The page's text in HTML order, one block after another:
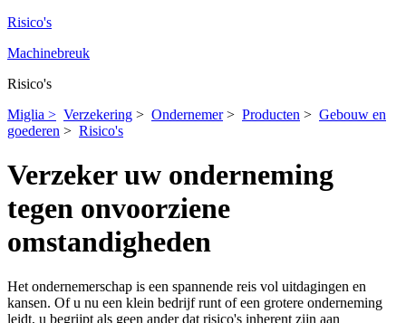
Risico's
Machinebreuk
Risico's
Miglia > Verzekering > Ondernemer> Producten > Gebouw en
goederen > Risico's
Verzeker uw onderneming
tegen onvoorziene
omstandigheden
Het ondernemerschap is een spannende reis vol uitdagingen en
kansen. Of u nu een klein bedrijf runt of een grotere onderneming
leidt, u begrijpt als geen ander dat risico's inherent zijn aan